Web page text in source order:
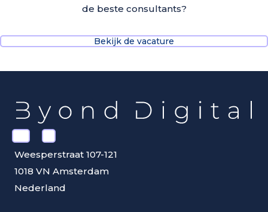
de beste consultants?
Bekijk de vacature
Weesperstraat 107-121
1018 VN Amsterdam
Nederland